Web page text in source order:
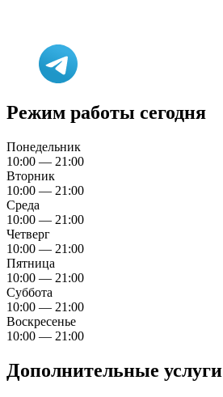
Режим работы сегодня
Понедельник
10:00 — 21:00
Вторник
10:00 — 21:00
Среда
10:00 — 21:00
Четверг
10:00 — 21:00
Пятница
10:00 — 21:00
Суббота
10:00 — 21:00
Воскресенье
10:00 — 21:00
Дополнительные услуги